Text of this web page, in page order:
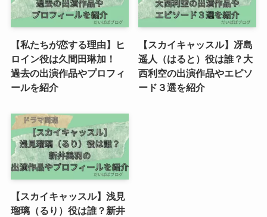
【私たちが恋する理由】ヒ
ロイン役は久間田琳加！
過去の出演作品やプロフィ
ールを紹介
【スカイキャッスル】冴島
遥人（はると）役は誰？大
西利空の出演作品やエピソ
ード３選を紹介
【スカイキャッスル】浅見
瑠璃（るり）役は誰？新井